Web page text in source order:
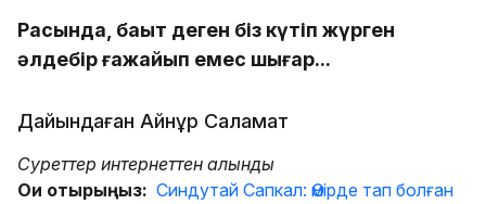
Расында, бақыт деген біз күтіп жүрген
әлдебір ғажайып емес шығар...
Дайындаған Айнұр Саламат
Суреттер интернеттен алынды
Оқи отырыңыз: Синдутай Сапкал: Өмірде тап болған